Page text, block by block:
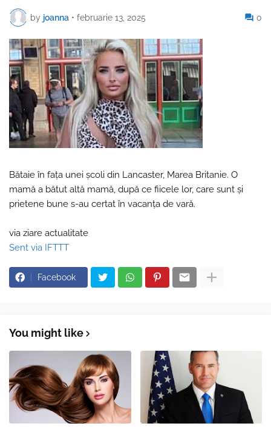
by joanna • februarie 13, 2025 0
Bătaie în fața unei școli din Lancaster, Marea Britanie. O
mamă a bătut altă mamă, după ce fiicele lor, care sunt și
prietene bune s-au certat în vacanța de vară.
via ziare actualitate
Sent via IFTTT
Facebook
You might like